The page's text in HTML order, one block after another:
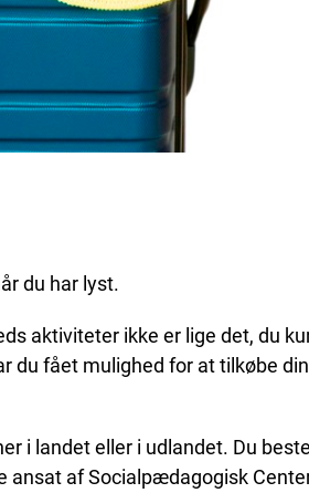
du har lyst.
aktiviteter ikke er lige det, du
du fået mulighed for at tilkøbe
i landet eller i udlandet. Du
ansat af Socialpædagogisk